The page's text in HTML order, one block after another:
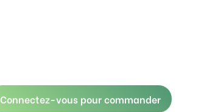
Connectez-vous pour commander